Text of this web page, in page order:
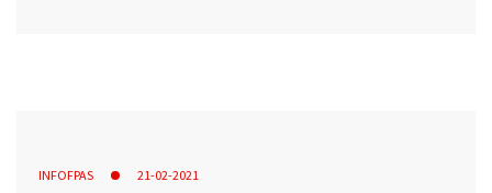
INFOFPAS 21-02-2021